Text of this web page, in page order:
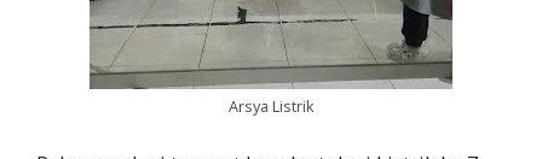
Arsya Listrik